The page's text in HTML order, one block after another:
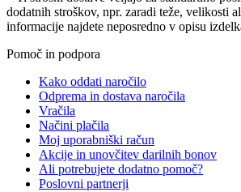
dodatnih stroškov, npr. zaradi teže, velikosti
informacije najdete neposredno v opisu
Pomoč in podpora
Kako oddati naročilo
Odprema in dostava naročila
Vračila
Načini plačila
Moj uporabniški račun
Akcije in unovčitev darilnih bonov
Ali potrebujete dodatno pomoč?
Poslovni partnerji